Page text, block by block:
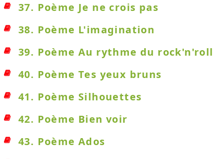
37. Poème Je ne crois pas
38. Poème L'imagination
39. Poème Au rythme du rock'n'roll
40. Poème Tes yeux bruns
41. Poème Silhouettes
42. Poème Bien voir
43. Poème Ados